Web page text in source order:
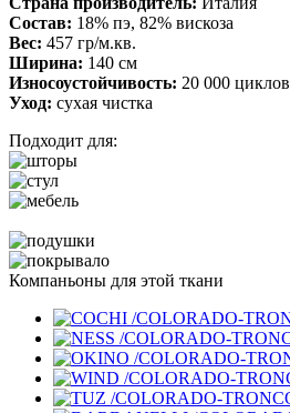
Состав: 18% пэ, 82% вискоза
Вес: 457 гр/м.кв.
Ширина: 140 см
Износоустойчивость: 20 000 циклов
Уход: сухая чистка
Подходит для:
Компаньоны для этой ткани